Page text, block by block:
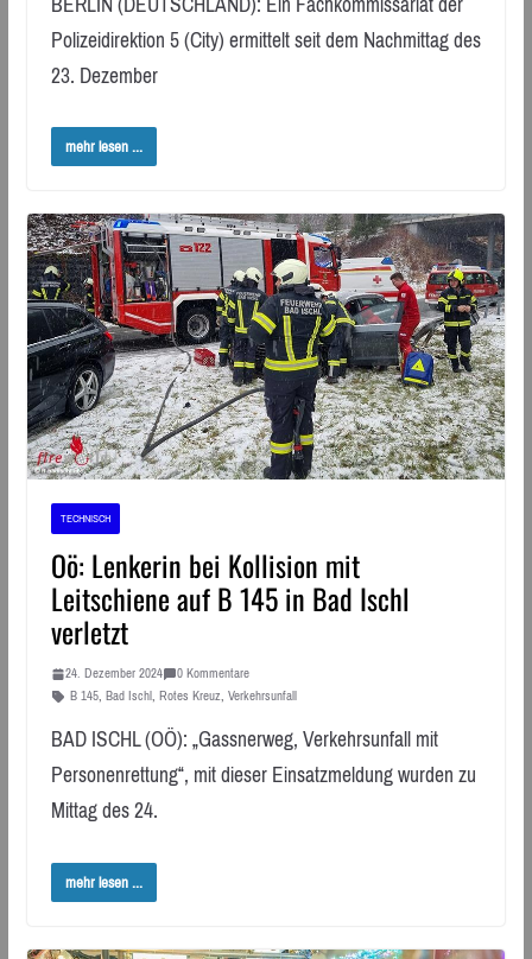
Polizeidirektion 5 (City) ermittelt seit dem Nachmittag des
23. Dezember
mehr lesen ...
TECHNISCH
Oö: Lenkerin bei Kollision mit
Leitschiene auf B 145 in Bad Ischl
verletzt
24. Dezember 2024
0 Kommentare
B 145, Bad Ischl, Rotes Kreuz, Verkehrsunfall
BAD ISCHL (OÖ): „Gassnerweg, Verkehrsunfall mit
Personenrettung“, mit dieser Einsatzmeldung wurden zu
Mittag des 24.
mehr lesen ...